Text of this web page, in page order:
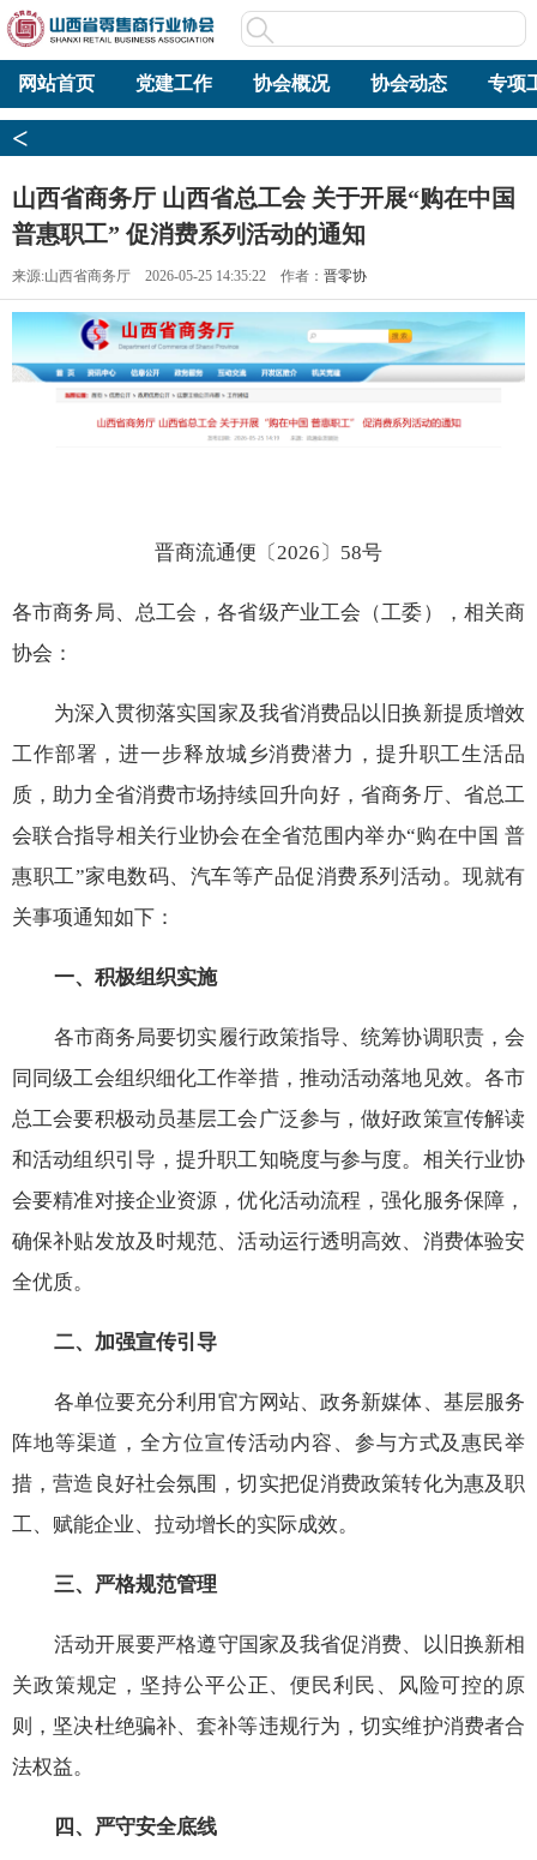
网站首页 党建工作 协会概况 协会动态 专项
<
山西省商务厅 山西省总工会 关于开展“购在中国
普惠职工” 促消费系列活动的通知
来源:山西省商务厅 2026-05-25 14:35:22 作者： 晋零协
晋商流通便〔2026〕58号
各市商务局、总工会，各省级产业工会（工委），相关商
协会：
为深入贯彻落实国家及我省消费品以旧换新提质增效
工作部署，进一步释放城乡消费潜力，提升职工生活品
质，助力全省消费市场持续回升向好，省商务厅、省总工
会联合指导相关行业协会在全省范围内举办“购在中国 普
惠职工”家电数码、汽车等产品促消费系列活动。现就有
关事项通知如下：
一、积极组织实施
各市商务局要切实履行政策指导、统筹协调职责，会
同同级工会组织细化工作举措，推动活动落地见效。各市
总工会要积极动员基层工会广泛参与，做好政策宣传解读
和活动组织引导，提升职工知晓度与参与度。相关行业协
会要精准对接企业资源，优化活动流程，强化服务保障，
确保补贴发放及时规范、活动运行透明高效、消费体验安
全优质。
二、加强宣传引导
各单位要充分利用官方网站、政务新媒体、基层服务
阵地等渠道，全方位宣传活动内容、参与方式及惠民举
措，营造良好社会氛围，切实把促消费政策转化为惠及职
工、赋能企业、拉动增长的实际成效。
三、严格规范管理
活动开展要严格遵守国家及我省促消费、以旧换新相
关政策规定，坚持公平公正、便民利民、风险可控的原
则，坚决杜绝骗补、套补等违规行为，切实维护消费者合
法权益。
四、严守安全底线